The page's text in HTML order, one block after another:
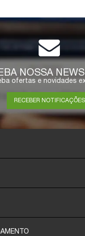
COMPRAR
NOSSA
ofertas e novidades
RECEBER NOTIFICAÇÕES